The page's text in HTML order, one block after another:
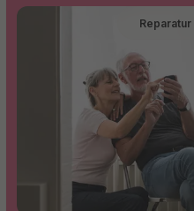
Reparatur